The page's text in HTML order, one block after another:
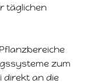
täglichen
zum
direkt an die